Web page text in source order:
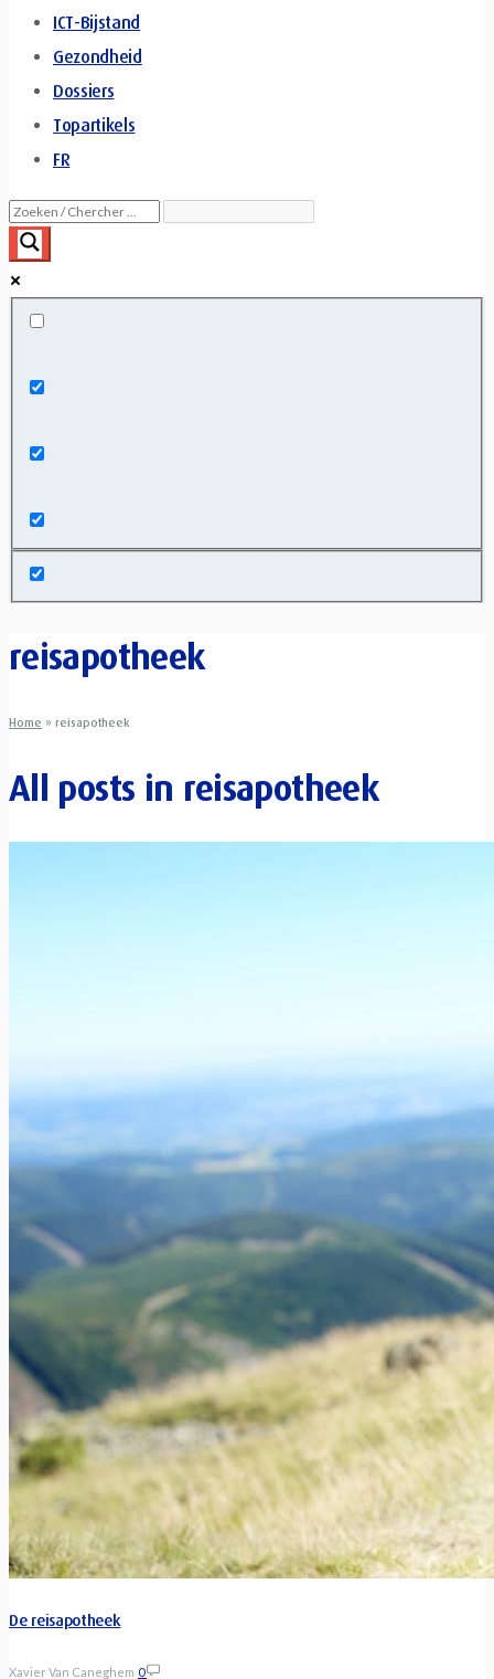
ICT-Bijstand
Gezondheid
Dossiers
Topartikels
FR
reisapotheek
Home » reisapotheek
All posts in reisapotheek
De reisapotheek
Xavier Van Caneghem 0